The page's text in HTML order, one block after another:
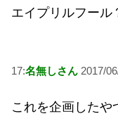
エイプリルフール
17:名無しさん 2017/
これを企画したや